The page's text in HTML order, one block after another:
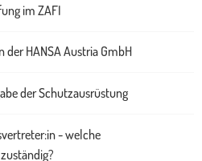
im ZAFI
HANSA Austria GmbH
der Schutzausrüstung
- welche